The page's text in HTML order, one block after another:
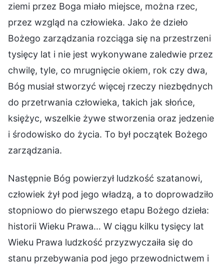
ziemi przez Boga miało miejsce, można rzec,
przez wzgląd na człowieka. Jako że dzieło
Bożego zarządzania rozciąga się na przestrzeni
tysięcy lat i nie jest wykonywane zaledwie przez
chwilę, tyle, co mrugnięcie okiem, rok czy dwa,
Bóg musiał stworzyć więcej rzeczy niezbędnych
do przetrwania człowieka, takich jak słońce,
księżyc, wszelkie żywe stworzenia oraz jedzenie
i środowisko do życia. To był początek Bożego
zarządzania.
Następnie Bóg powierzył ludzkość szatanowi,
człowiek żył pod jego władzą, a to doprowadziło
stopniowo do pierwszego etapu Bożego dzieła:
historii Wieku Prawa… W ciągu kilku tysięcy lat
Wieku Prawa ludzkość przyzwyczaiła się do
stanu przebywania pod jego przewodnictwem i